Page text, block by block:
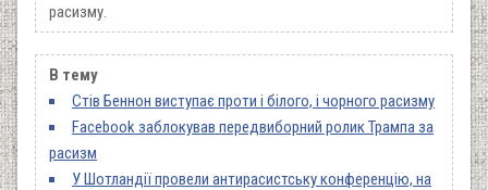
расизму.
В тему
Стів Беннон виступає проти і білого, і чорного расизму
Facebook заблокував передвиборний ролик Трампа за
расизм
У Шотландії провели антирасистську конференцію, на